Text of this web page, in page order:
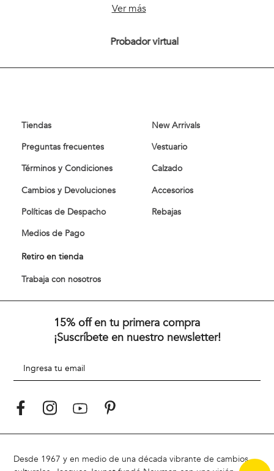
Ver más
Probador virtual
Tiendas
Preguntas frecuentes
Términos y Condiciones
Cambios y Devoluciones
Políticas de Despacho
Medios de Pago
Retiro en tienda
Trabaja con nosotros
New Arrivals
Vestuario
Calzado
Accesorios
Rebajas
15% off en tu primera compra
¡Suscríbete en nuestro newsletter!
Desde 1967 y en medio de una década vibrante de cambios